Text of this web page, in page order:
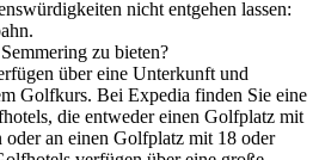
nicht entgehen lassen:
zu bieten?
über eine Unterkunft und
Golfkurs. Bei Expedia finden Sie eine
die entweder einen Golfplatz mit
oder an einen Golfplatz mit 18 oder